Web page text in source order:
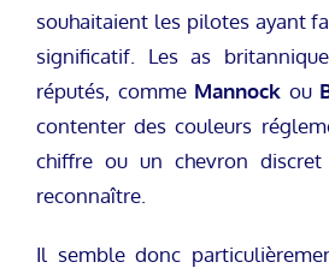
souhaitaient les pilotes ayant
significatif. Les as
réputés, comme Mannock ou
contenter des couleurs
chiffre ou un chevron
reconnaître.
Il semble donc